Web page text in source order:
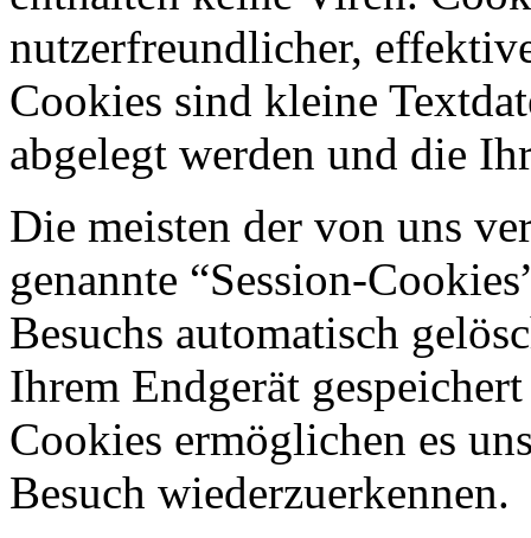
nutzerfreundlicher,
Cookies sind kleine
abgelegt werden und die
Die meisten der von uns
genannte “Session-
Besuchs automatisch
Ihrem Endgerät
Cookies ermöglichen es
Besuch wiederzuerkennen.